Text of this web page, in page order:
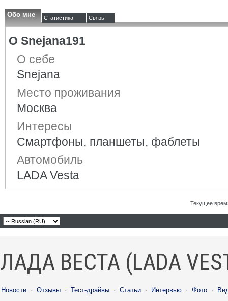
Обо мне Статистика Связь
О Snejana191
О себе
Snejana
Место проживания
Москва
Интересы
Смартфоны, планшеты, фаблеты
Автомобиль
LADA Vesta
Текущее
ЛАДА ВЕСТА (LADA
Новости · Отзывы · Тест-драйвы · Статьи · Интервью · Фото ·